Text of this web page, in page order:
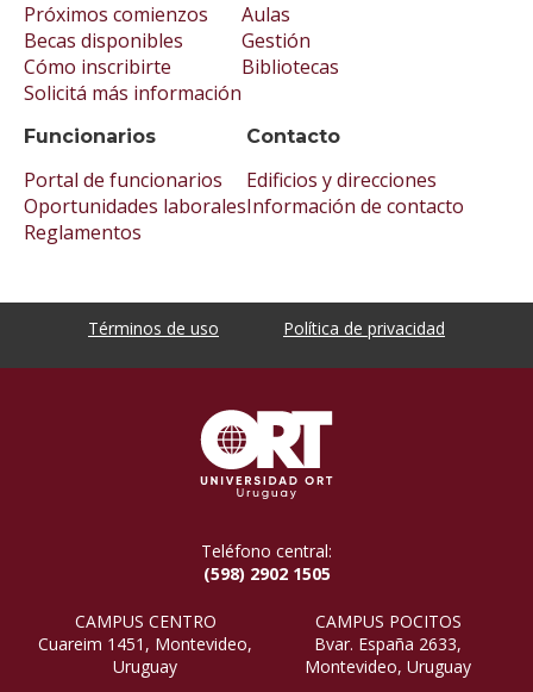
Próximos comienzos
Becas disponibles
Cómo inscribirte
Solicitá más información
Aulas
Gestión
Bibliotecas
Funcionarios
Portal de funcionarios
Oportunidades laborales
Reglamentos
Contacto
Edificios y direcciones
Información de contacto
Términos de uso Política de privacidad
Teléfono central:
(598) 2902 1505
CAMPUS CENTRO
Cuareim 1451, Montevideo,
Uruguay
CAMPUS POCITOS
Bvar. España 2633,
Montevideo, Uruguay